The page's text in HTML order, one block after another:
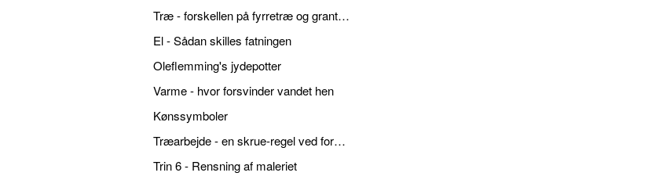
Træ - forskellen på fyrretræ og grantræ
El - Sådan skilles fatningen
Oleflemming's jydepotter
Varme - hvor forsvinder vandet hen
Kønssymboler
Træarbejde - en skrue-regel ved forboring
Trin 6 - Rensning af maleriet